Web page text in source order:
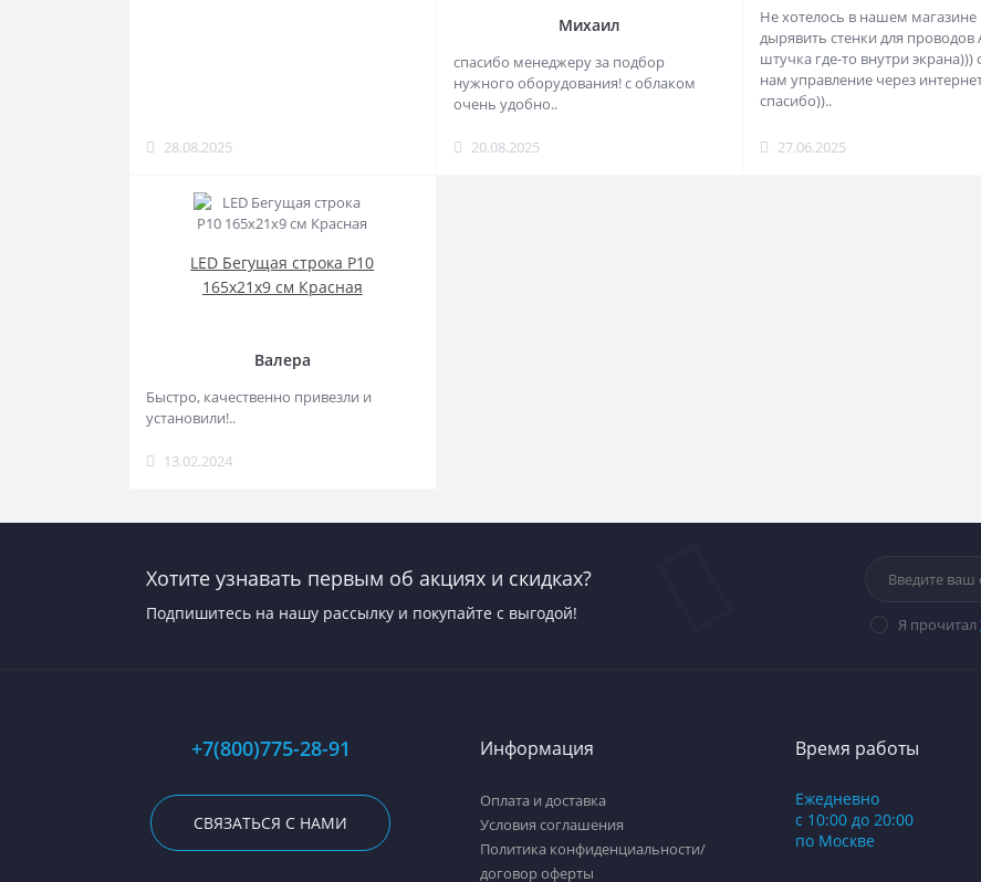
28.08.2025
Михаил
спасибо менеджеру за подбор
нужного оборудования! с облаком
очень удобно..
20.08.2025
Не хотелось в нашем магазине
дырявить стенки для проводов
штучка где-то внутри экрана)))
нам управление через
спасибо))..
27.06.2025
LED Бегущая строка Р10
165x21x9 см Красная
Валера
Быстро, качественно привезли и
установили!..
13.02.2024
Хотите узнавать первым об акциях и скидках?
Подпишитесь на нашу рассылку и покупайте с выгодой!
Я прочитал
+7(800)775-28-91
СВЯЗАТЬСЯ С НАМИ
Информация
Оплата и доставка
Условия соглашения
Политика конфиденциальности/
договор оферты
Время работы
Ежедневно
с 10:00 до 20:00
по Москве